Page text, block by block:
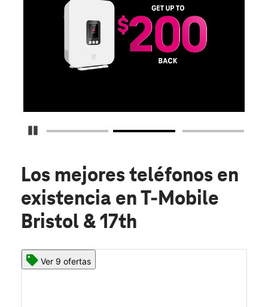
Detener carrusel
Los mejores teléfonos en
existencia en T-Mobile
Bristol & 17th
Ver 9 ofertas